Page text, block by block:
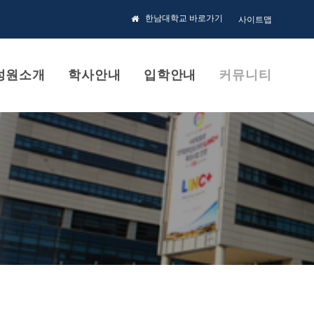
한남대학교 바로가기 사이트맵
원소개 학사안내 입학안내 커뮤니티